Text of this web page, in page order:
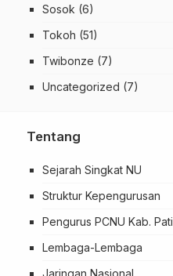
Sosok (6)
Tokoh (51)
Twibonze (7)
Uncategorized (7)
Tentang
Sejarah Singkat NU
Struktur Kepengurusan
Pengurus PCNU Kab. Pati
Lembaga-Lembaga